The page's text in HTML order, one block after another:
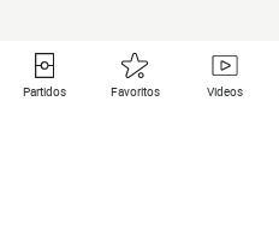
Partidos Favoritos Videos